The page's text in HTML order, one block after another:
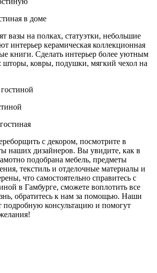
вазы на полках, статуэтки, небольшие
интерьер керамическая коллекционная
книги. Сделать интерьер более уютным
шторы, ковры, подушки, мягкий чехол на
с декором, посмотрите в
наших дизайнеров. Вы увидите, как в
подобрана мебель, предметы
текстиль и отделочные материалы и
что самостоятельно справитесь с
в Гамбурге, сможете воплотить все
обратитесь к нам за помощью. Наши
подробную консультацию и помогут